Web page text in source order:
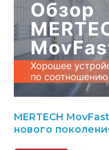
MERTECH
нового